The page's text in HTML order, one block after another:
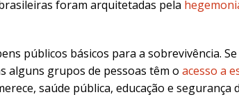
foram arquitetadas pela
públicos básicos para a sobrevivência.
alguns grupos de pessoas têm o acesso a
saúde pública, educação e segurança